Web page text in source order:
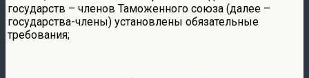
государств – членов Таможенного союза (далее –
государства-члены) установлены обязательные
требования;